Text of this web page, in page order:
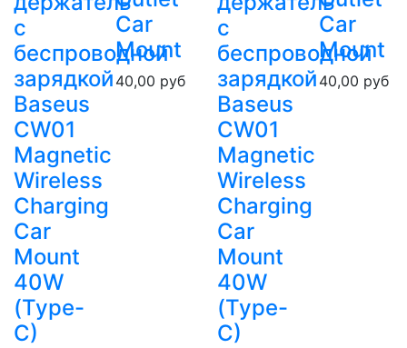
с
беспроводной
зарядкой
Baseus
CW01
Magnetic
Wireless
Charging
Car
Mount
40W
(Type-
C)
Car
Mount
40,00 руб
с
беспроводной
зарядкой
Baseus
CW01
Magnetic
Wireless
Charging
Car
Mount
40W
(Type-
C)
Car
Mount
40,00 руб